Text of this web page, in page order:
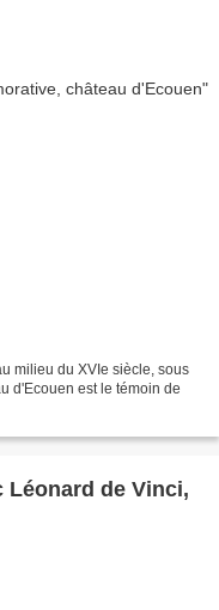
milieu du XVIe siècle, sous
d'Ecouen est le témoin de
Léonard de Vinci,